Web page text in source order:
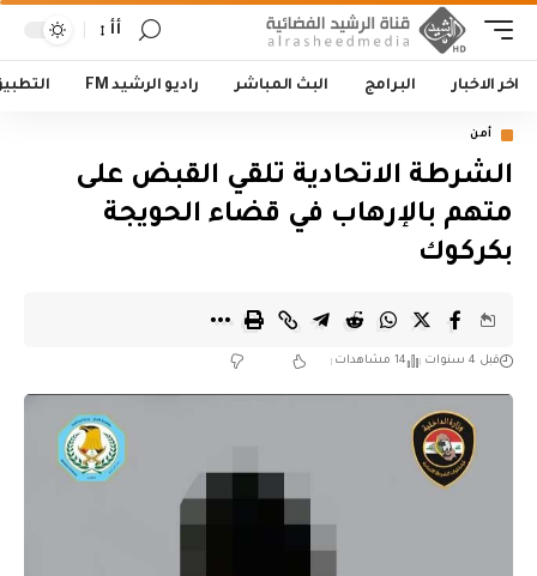
أأ
اخر الاخبار البرامج البث المباشر راديو الرشيد FM
أمن
الشرطة الاتحادية تلقي القبض على
متهم بالإرهاب في قضاء الحويجة
بكركوك
قبل 4 سنوات 14 مشاهدات